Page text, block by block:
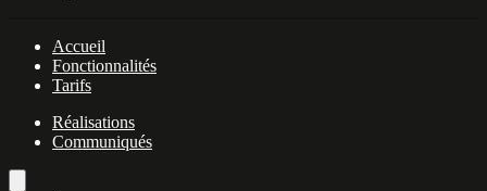
Accueil
Fonctionnalités
Tarifs
Réalisations
Communiqués